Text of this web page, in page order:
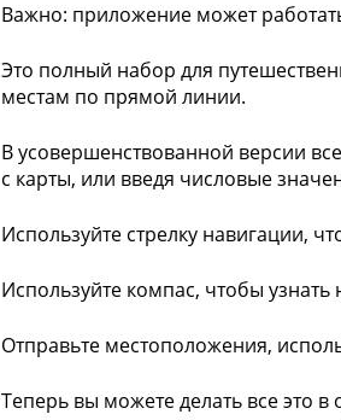
Важно: приложение может
Это полный набор для
местам по прямой линии.
В усовершенствованной версии
с карты, или введя числовые
Используйте стрелку навигации,
Используйте компас, чтобы
Отправьте местоположения,
Теперь вы можете делать все это